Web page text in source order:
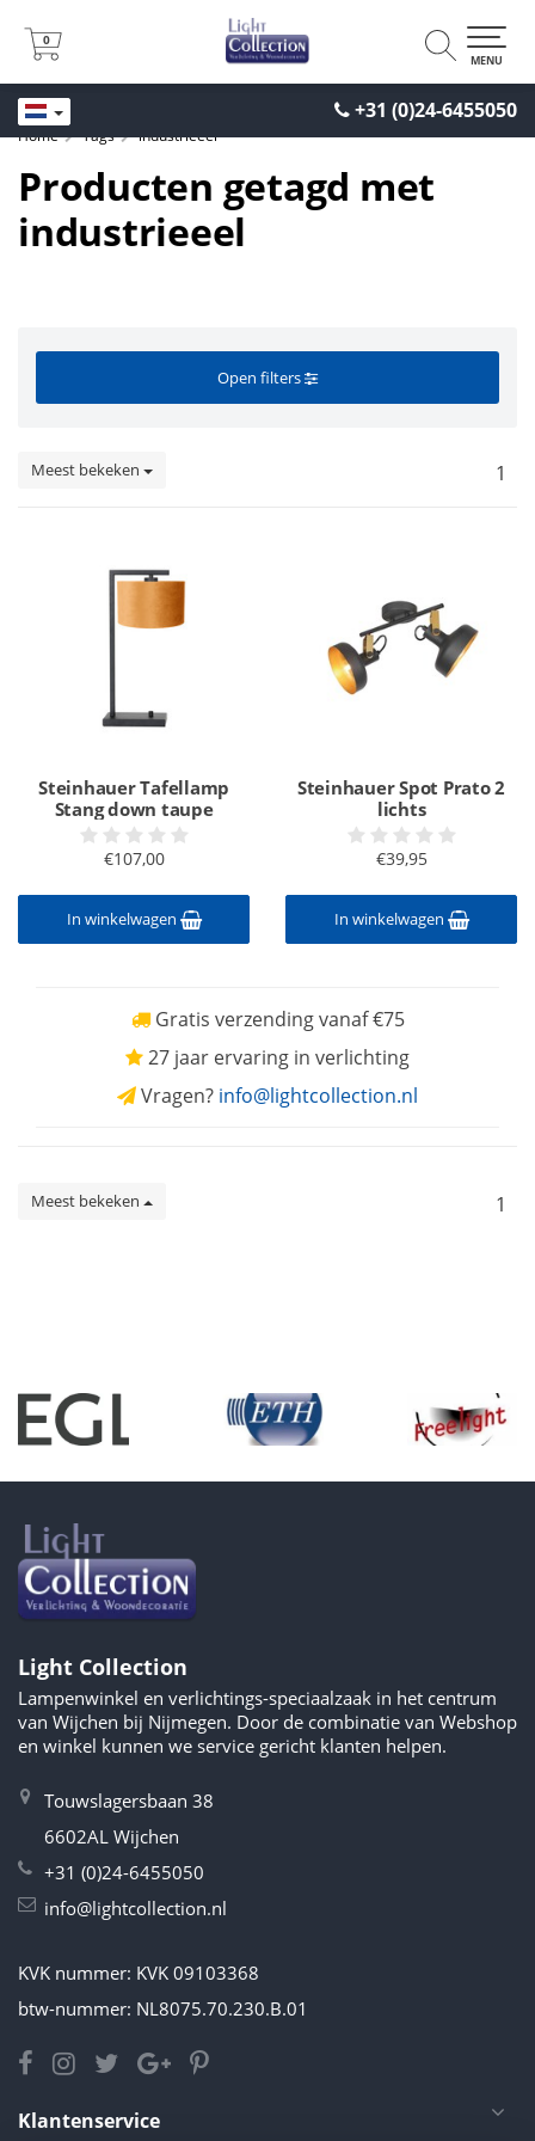
+31 (0)24-6455050
0
0
MENU
Home Tags industrieeel
Producten getagd met
industrieeel
Open filters
Meest bekeken 1
Steinhauer Tafellamp
Stang down taupe
€107,00
In winkelwagen
Steinhauer Spot Prato 2
lichts
€39,95
In winkelwagen
Gratis verzending vanaf €75
27 jaar ervaring in verlichting
Vragen? info@lightcollection.nl
Meest bekeken 1
Light Collection
Lampenwinkel en verlichtings-speciaalzaak in het centrum
van Wijchen bij Nijmegen. Door de combinatie van Webshop
en winkel kunnen we service gericht klanten helpen.
Touwslagersbaan 38
6602AL Wijchen
+31 (0)24-6455050
info@lightcollection.nl
KVK nummer: KVK 09103368
btw-nummer: NL8075.70.230.B.01
Klantenservice